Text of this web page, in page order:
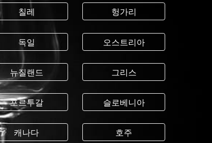
칠레
독일
뉴질랜드
포르투갈
캐나다
헝가리
오스트리아
그리스
슬로베니아
호주